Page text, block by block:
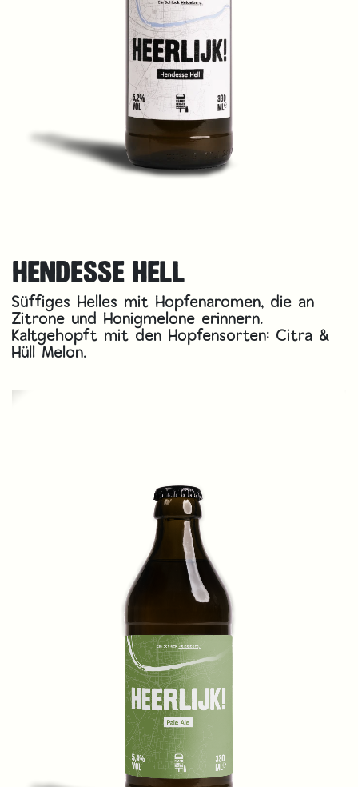
HENDESSE HELL
Süffiges Helles mit Hopfenaromen, die an
Zitrone und Honigmelone erinnern.
Kaltgehopft mit den Hopfensorten: Citra &
Hüll Melon.